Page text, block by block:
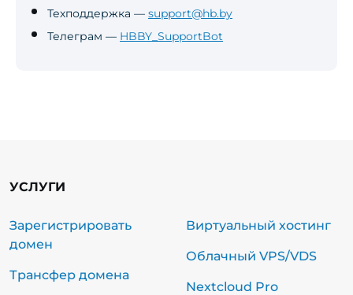
Техподдержка — support@hb.by
Телеграм — HBBY_SupportBot
УСЛУГИ
Зарегистрировать
домен
Трансфер домена
Виртуальный хостинг
Облачный VPS/VDS
Nextcloud Pro